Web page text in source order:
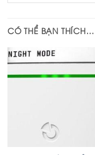
CÓ THỂ BẠN THÍCH…